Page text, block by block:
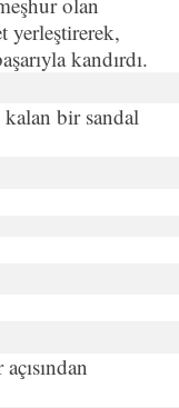
yerleştirerek,
kandırdı.
kalan bir sandal